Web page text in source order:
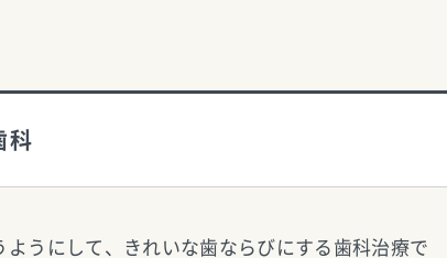
科
うにして、きれいな歯ならびにする歯科治療で